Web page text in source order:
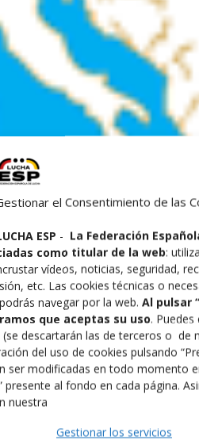
el Consentimiento de las
ESP - La Federación
como titular de la web:
vídeos, noticias, seguridad,
etc. Las cookies técnicas o
navegar por la web. Al pulsar
que aceptas su uso.
descartarán las de terceros o de
del uso de cookies pulsando
ser modificadas en todo momento
presente al fondo en cada página.
nuestra
Gestionar los servicios